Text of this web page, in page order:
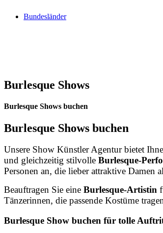
Bundesländer
Burlesque Shows
Burlesque Shows buchen
Burlesque Shows buchen
Unsere Show KünstlerAgenturbietet
und gleichzeitig stilvolle Burlesque-
Personen an, die lieberattraktive Damen
Beauftragen Sie eine Burlesque-Artistin
Tänzerinnen, die passende Kostüme
Burlesque Show buchen für tolle